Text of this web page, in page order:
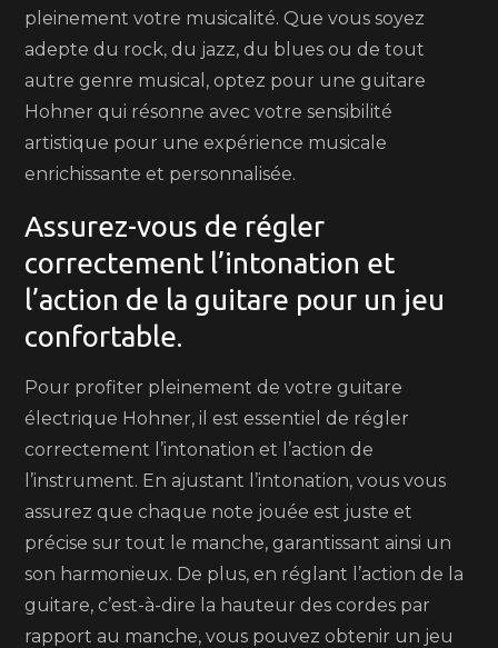
pleinement votre musicalité. Que vous soyez
adepte du rock, du jazz, du blues ou de tout
autre genre musical, optez pour une guitare
Hohner qui résonne avec votre sensibilité
artistique pour une expérience musicale
enrichissante et personnalisée.
Assurez-vous de régler
correctement l’intonation et
l’action de la guitare pour un jeu
confortable.
Pour profiter pleinement de votre guitare
électrique Hohner, il est essentiel de régler
correctement l’intonation et l’action de
l’instrument. En ajustant l’intonation, vous vous
assurez que chaque note jouée est juste et
précise sur tout le manche, garantissant ainsi un
son harmonieux. De plus, en réglant l’action de la
guitare, c’est-à-dire la hauteur des cordes par
rapport au manche, vous pouvez obtenir un jeu